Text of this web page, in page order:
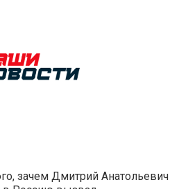
зачем Дмитрий Анатольевич